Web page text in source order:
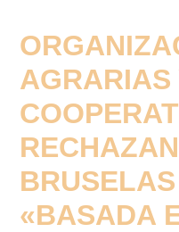
AGRARIAS
«BASADA